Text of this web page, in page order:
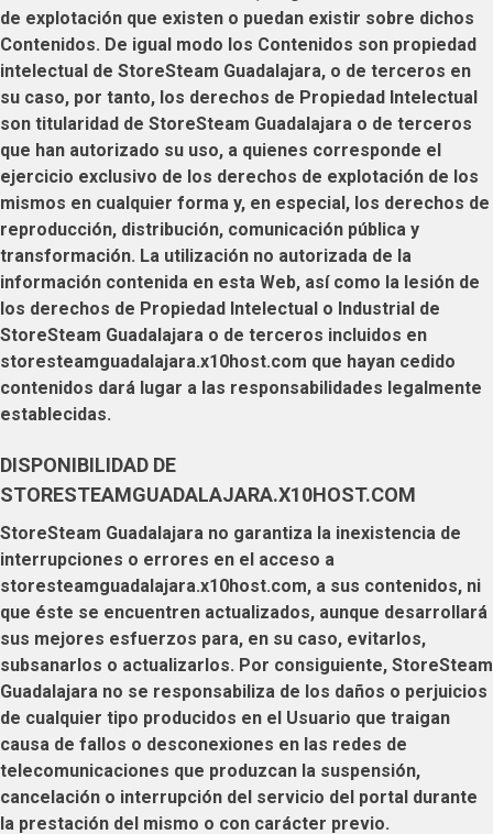
de explotación que existen o puedan existir sobre dichos
Contenidos. De igual modo los Contenidos son propiedad
intelectual de StoreSteam Guadalajara, o de terceros en
su caso, por tanto, los derechos de Propiedad Intelectual
son titularidad de StoreSteam Guadalajara o de terceros
que han autorizado su uso, a quienes corresponde el
ejercicio exclusivo de los derechos de explotación de los
mismos en cualquier forma y, en especial, los derechos de
reproducción, distribución, comunicación pública y
transformación. La utilización no autorizada de la
información contenida en esta Web, así como la lesión de
los derechos de Propiedad Intelectual o Industrial de
StoreSteam Guadalajara o de terceros incluidos en
storesteamguadalajara.x10host.com que hayan cedido
contenidos dará lugar a las responsabilidades legalmente
establecidas.
DISPONIBILIDAD DE
STORESTEAMGUADALAJARA.X10HOST.COM
StoreSteam Guadalajara no garantiza la inexistencia de
interrupciones o errores en el acceso a
storesteamguadalajara.x10host.com, a sus contenidos, ni
que éste se encuentren actualizados, aunque desarrollará
sus mejores esfuerzos para, en su caso, evitarlos,
subsanarlos o actualizarlos. Por consiguiente, StoreSteam
Guadalajara no se responsabiliza de los daños o perjuicios
de cualquier tipo producidos en el Usuario que traigan
causa de fallos o desconexiones en las redes de
telecomunicaciones que produzcan la suspensión,
cancelación o interrupción del servicio del portal durante
la prestación del mismo o con carácter previo.